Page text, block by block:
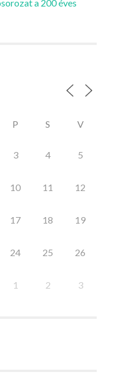
a 200 éves
P S V
3 4 5
10 11 12
17 18 19
24 25 26
1 2 3